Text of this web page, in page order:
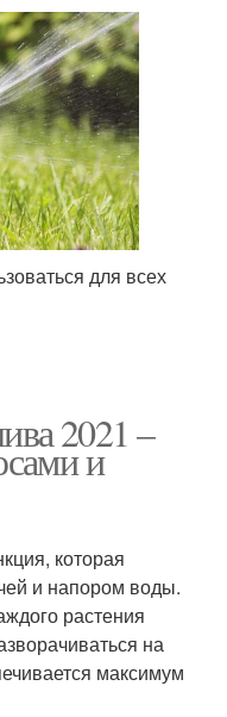
для всех
2021 –
и
которая
и напором воды.
растения
на
максимум